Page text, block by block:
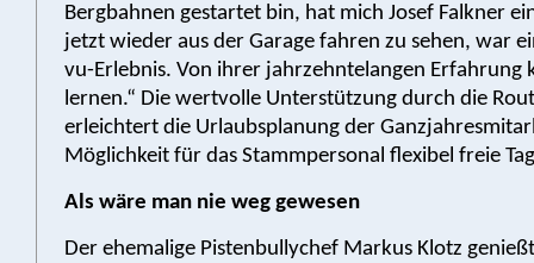
Bergbahnen gestartet bin, hat mich Josef Falkner
jetzt wieder aus der Garage fahren zu sehen, war
vu-Erlebnis. Von ihrer jahrzehntelangen Erfahrung
lernen.“ Die wertvolle Unterstützung durch die
erleichtert die Urlaubsplanung der
Möglichkeit für das Stammpersonal flexibel freie
Als wäre man nie weg gewesen
Der ehemalige Pistenbullychef Markus Klotz